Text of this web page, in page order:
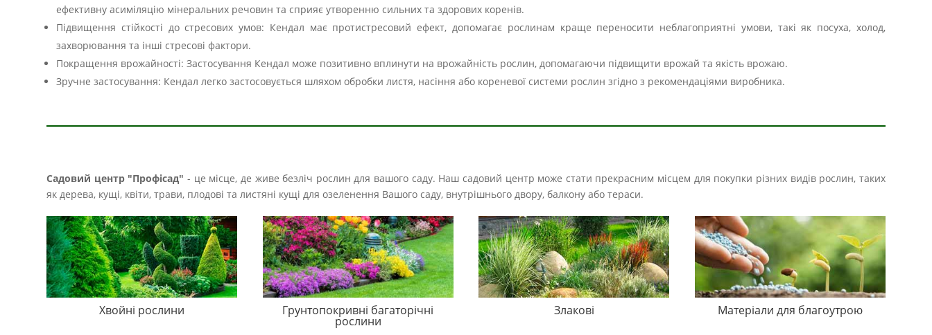
ефективну асиміляцію мінеральних речовин та сприяє утворенню сильних та здорових коренів.
Підвищення стійкості до стресових умов: Кендал має протистресовий ефект, допомагає рослинам краще переносити неблагоприятні умови, такі як посуха, холод,
захворювання та інші стресові фактори.
Покращення врожайності: Застосування Кендал може позитивно вплинути на врожайність рослин, допомагаючи підвищити врожай та якість врожаю.
Зручне застосування: Кендал легко застосовується шляхом обробки листя, насіння або кореневої системи рослин згідно з рекомендаціями виробника.
Садовий центр "Профісад" - це місце, де живе безліч рослин для вашого саду. Наш садовий центр може стати прекрасним місцем для покупки різних видів рослин, таких
як дерева, кущі, квіти, трави, плодові та листяні кущі для озеленення Вашого саду, внутрішнього двору, балкону або тераси.
Хвойні рослини Грунтопокривні багаторічні
рослини
Злакові Матеріали для благоутрою